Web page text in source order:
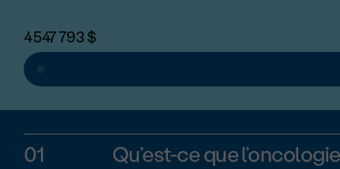
4 547 793 $
01 Qu’est-ce que